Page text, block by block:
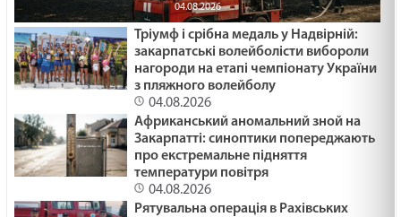
04.08.2026
Тріумф і срібна медаль у Надвірній:
закарпатські волейболісти вибороли
нагороди на етапі чемпіонату України
з пляжного волейболу
04.08.2026
Африканський аномальний зной на
Закарпатті: синоптики попереджають
про екстремальне підняття
температури повітря
04.08.2026
Рятувальна операція в Рахівських